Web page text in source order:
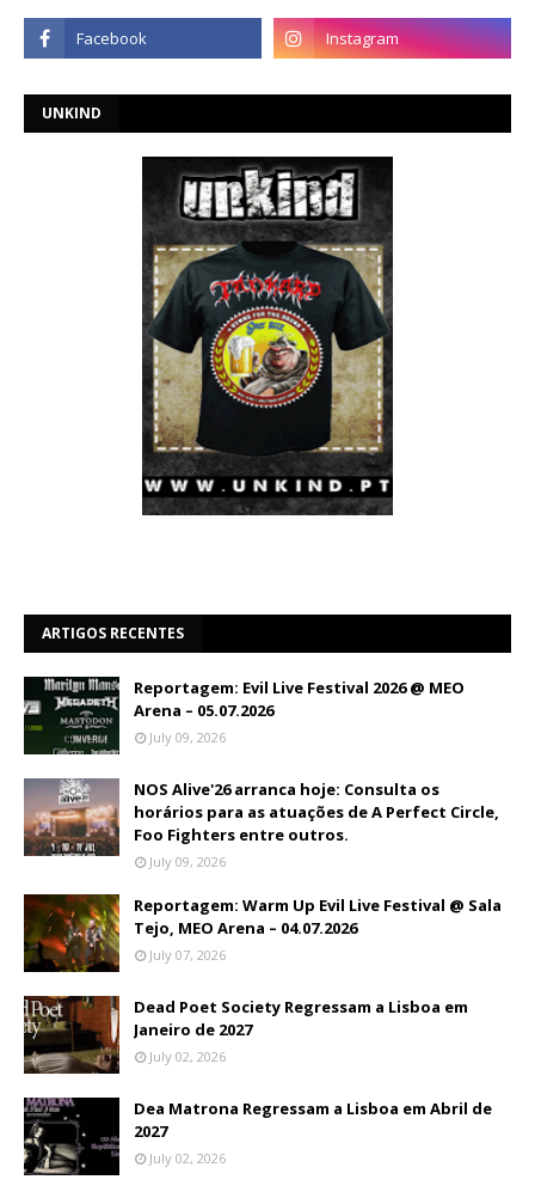
UNKIND
ARTIGOS RECENTES
Reportagem: Evil Live Festival 2026 @ MEO
Arena – 05.07.2026
July 09, 2026
NOS Alive'26 arranca hoje: Consulta os
horários para as atuações de A Perfect Circle,
Foo Fighters entre outros.
July 09, 2026
Reportagem: Warm Up Evil Live Festival @ Sala
Tejo, MEO Arena – 04.07.2026
July 07, 2026
Dead Poet Society Regressam a Lisboa em
Janeiro de 2027
July 02, 2026
Dea Matrona Regressam a Lisboa em Abril de
2027
July 02, 2026